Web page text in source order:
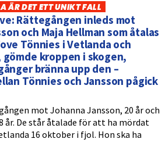
ÄR DET ETT UNIKT FALL
Rättegången inleds mot
och Maja Hellman som åtalas
Tönnies i Vetlanda och
kroppen i skogen,
bränna upp den –
Tönnies och Jansson pågick
mot Johanna Jansson, 20 år och
år. De står åtalade för att ha mördat
16 oktober i fjol. Hon ska ha